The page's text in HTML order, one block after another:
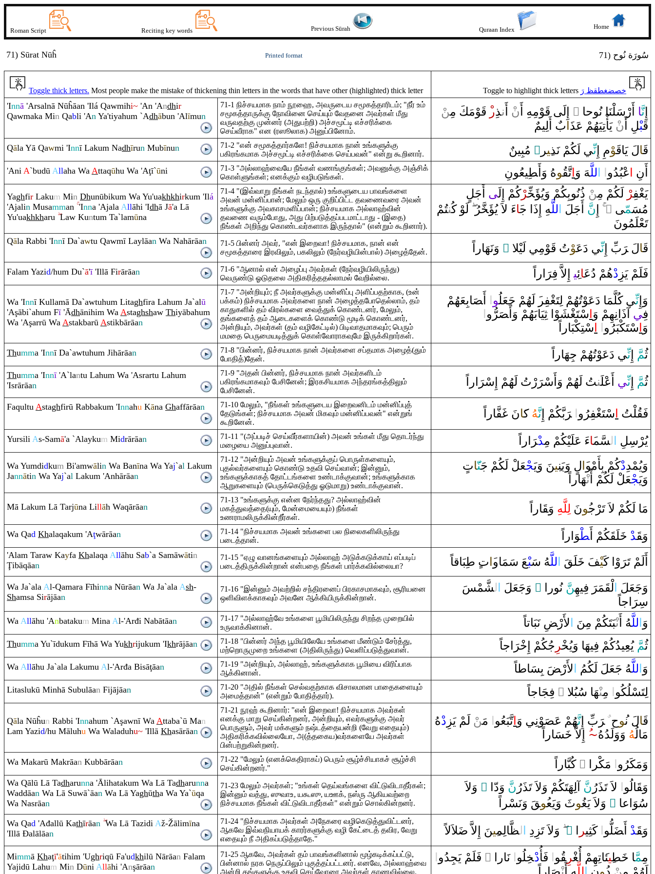
Roman Script Reciting key words Previous Sūrah Quraan Index Home
71) Sūrat Nūĥ Printed format 71) سُورَة نُوح
Toggle thick letters. Most people make the mistake of thickening thin letters in the words that have other (highlighted) thick letter Toggle to highlight thick letters خصضغطقظ رَ
'Innā 'Arsalnā Nūĥāan 'Ilá Qawmihi~ 'An 'Andhir
Qawmaka Min Qabli 'An Ya'tiyahum `Adhābun 'Alīmun
71-1 நிச்சயமாக நாம் நூஹை, அவருடைய சமூகத்தாரிடம்; "நீர் உம்
சமூகத்தாருக்கு நோவினை செய்யும் வேதனை அவர்கள் மீது
வருவதற்கு முன்னர் (அதுபற்றி) அச்சமூட்டி எச்சரிக்கை
செய்வீராக" என (ரஸூலாக) அனுப்பினோம்.
إِنَّ‍‍ا ‌ ‌أَ‌رْسَلْنَا‌ نُوحا‌ ‌ ً ‌ ‌إِلَى‌ قَ‍‍وْمِهِ ‌أَ‌ ن ن‍‍ذِ‌ر قَ‍‍وْمَكَ مِ‍‌‍ن
قَ‍‍بْ‍‍لِ ‌أَ‌ ن ْ يَأْتِيَهُمْ عَذ بٌ ‌أَلِيمٌ
Qāla Yā Qawmi 'Innī Lakum Nadhīrun Mubīnun
71-2 "என் சமூகத்தார்களே! நிச்சயமாக நான் உங்களுக்கு
பகிரங்கமாக அச்சமூட்டி எச்சரிக்கை செய்பவன்" என்று கூறினார்.
قَ‍‍الَ يَاقَ‍‍وْمِ ‌إِنِّ‍‍ي لَكُمْ نَذ‍ِ‍ي‍‍ر ‌ٌ ‌ مُبِينٌ
'Ani A`budū Allaha Wa Attaqūhu Wa 'Aţī`ūni
71-3 "அல்லாஹ்வையே நீங்கள் வணங்குங்கள்; அவனுக்கு அஞ்சிக்
கொள்ளுங்கள்; எனக்கும் வழிபடுங்கள்.
أَنِ عْبُدُ‌و للَّ‍‍هَ ‌وَ ‌اتَّ‍‍قُ‍‍وهُ ‌وَ‌أَ‍ طِ‍‍يعُونِ
Yaghfir Lakum Min Dhunūbikum Wa Yu'uakhkhirkum 'Ilá
'Ajalin Musamman 'Inna 'Ajala Allāhi 'Idhā Jā'a Lā
Yu'uakhkharu Law Kuntum Ta`lamūna
71-4 "(இவ்வாறு நீங்கள் நடந்தால்) உங்களுடைய பாவங்களை
அவன் மன்னிப்பான்; மேலும் ஒரு குறிப்பிட்ட தவணைவரை அவன்
உங்களுக்கு அவகாசமளிப்பான்; நிச்சயமாக அல்லாஹ்வின்
தவணை வரும்போது, அது பிற்படுத்தப்படமாட்டாது - (இதை)
நீங்கள் அறிந்து கொண்டவர்களாக இருந்தால்" (என்றும் கூறினார்).
يَ‍‍غْ‍‍فِ‍‍ر ْ‌ لَكُمْ مِ‍‌‍ن ْ ‌ذُنُوبِكُمْ ‌وَيُؤَ‍‍خِّ‍‍رْكُمْ ‌إِلَ‍‍ى ‌ ‌أَجَل
مُسَ‍‍مّ‍‍ى‌ ‌ ً‌ نّ َ ‌أَجَلَ للَّ‍‍هِ ‌إِ‌ذَ‌ا‌ ج‍‍َ‍ا‌ءَ‌ لاَ‌ يُؤَ‍‍خَّ‍‍رُ‌ لَوْ‌ كُ‍‌‍ن‍‍تُمْ
تَعْلَمُونَ
Qāla Rabbi 'Innī Da`awtu Qawmī Laylāan Wa Nahārāan
71-5 பின்னர் அவர், "என் இறைவா! நிச்சயமாக, நான் என்
சமூகத்தாரை இரவிலும், பகலிலும் (நேர்வழியின்பால்) அழைத்தேன்.
قَ‍‍الَ ‌‍رَ بِّ ‌إِنِّ‍‍ي ‌دَعَ‍‍وْتُ قَ‍‍وْمِي لَيْلا ‌ ً ‌ ‌وَنَهَا‌ر‌اً
Falam Yazid/hum Du`ā'ī'Illā Firārāan
71-6 "ஆனால் என் அழைப்பு அவர்கள் (நேர்வழியிலிருந்து)
வெருண்டு ஓடுதலை அதிகரித்ததல்லாமல் வேறில்லை.
فَلَمْ يَزِ ‌دْهُمْ ‌دُع‍‍َ‍ائ‍‍ي‍‌إِلاَّ‌ فِ‍رَ ‌ا‌ر‌اً
Wa 'Innī Kullamā Da`awtuhum Litaghfira Lahum Ja`alū
'Aşābi`ahum Fī'Ādhānihim Wa Astaghshaw Thiyābahum
Wa 'Aşarrū Wa Astakbarū Astikbārāan
71-7 "அன்றியும்; நீ அவர்களுக்கு மன்னிப்பு அளிப்பதற்காக, (உன்
பக்கம்) நிச்சயமாக அவர்களை நான் அழைத்தபோதெல்லாம், தம்
காதுகளில் தம் விரல்களை வைத்துக் கொண்டனர், மேலும்,
தங்களைத் தம் ஆடைகளைக் கொண்டு மூடிக் கொண்டனர்,
அன்றியும், அவர்கள் (தம் வழிகேட்டில்) பிடிவாதமாகவும்; பெரும்
மமதை பெருமையடித்துக் கொள்வோராகவுமே இருக்கிறார்கள்.
وَ‌إِنِّ‍‍ي كُلَّمَا‌ ‌دَعَوْتُهُمْ لِتَ‍‍غْ‍‍فِ‍‍ر ‍َ‍‌ لَهُمْ جَعَلُ‍‍و صَ‍‍ابِعَهُمْ
فِ‍‍ي ‌آ‌ذَ‌انِهِمْ ‌وَ سْتَ‍‍غْ‍‍شَوْ‌ا‌ ثِيَابَهُمْ ‌وَ‌أَ‍ صَ‍‍رُّ‌و
‌وَ سْتَكْبَرُ‌و سْتِكْبَا‌ر‌اً
Thumma 'Innī Da`awtuhum Jihārāan
71-8 "பின்னர், நிச்சயமாக நான் அவர்களை சப்தமாக அழைத்(தும்
போதித்)தேன்.
ثُ‍‍مّ َ ‌إِنِّ‍‍ي ‌دَعَوْتُهُمْ جِهَا‌ر‌اً
Thumma 'Innī'A`lantu Lahum Wa 'Asrartu Lahum
'Isrārāan
71-9 "அதன் பின்னர், நிச்சயமாக நான் அவர்களிடம்
பகிரங்கமாகவும் பேசினேன்; இரகசியமாக அந்தரங்கத்திலும்
பேசினேன்.
ثُ‍‍مّ َ ‌إِنِّ‍‍ي ‌أَعْلَ‍‌‍ن‍‍تُ لَهُمْ ‌وَ‌أَسْ‍رَ‌رْتُ لَهُمْ ‌إِسْ‍رَ ‌ا‌ر‌اً
Faqultu Astaghfirū Rabbakum 'Innahu Kāna Ghaffārāan
71-10 மேலும், "நீங்கள் உங்களுடைய இறைவனிடம் மன்னிப்புத்
தேடுங்கள்; நிச்சயமாக அவன் மிகவும் மன்னிப்பவன்" என்றுங்
கூறினேன்.
فَ‍قُ‍‍لْتُ سْتَ‍‍غْ‍‍فِرُ‌و ‌ ‌‍رَبَّكُمْ ‌إِنَّ‍‍هُ ك‍‍َ‍انَ غَ‍‍فَّا‌ر‌اً
Yursili As-Samā'a `Alaykum Midrārāan
71-11 "(அப்படிச் செய்வீர்களாயின்) அவன் உங்கள் மீது தொடர்ந்து
மழையை அனுப்புவான்.
يُرْسِلِ ل‍‍سَّم‍‍َ‍ا‌ءَ‌ عَلَيْكُمْ مِ‍‍درَ ‌ا‌ر‌اً
Wa Yumdidkum Bi'amwālin Wa Banīna Wa Yaj`al Lakum
Jannātin Wa Yaj`al Lakum 'Anhārāan
71-12 "அன்றியும் அவன் உங்களுக்குப் பொருள்களையும்,
புதல்வர்களையும் கொண்டு உதவி செய்வான்; இன்னும்,
உங்களுக்காகத் தோட்டங்களை உண்டாக்குவான்; உங்களுக்காக
ஆறுகளையும் (பெருக்கெடுத்து ஓடுமாறு) உண்டாக்குவான்.
وَيُمْدِ‌دْكُمْ بِأَمْو ل ‌ ‌وَبَن‍‍ِ‍ي‍‍نَ ‌وَيَ‍‍جْ‍‍عَلْ لَكُمْ جَ‍‍نّ‍‍َ‍ات
‌وَيَ‍‍جْ‍‍عَلْ لَكُمْ ‌أَ‌ نْ‍‍هَا‌ر‌اً
Mā Lakum Lā Tarjūna Lillāh Waqārāan
71-13 "உங்களுக்கு என்ன நேர்ந்தது? அல்லாஹ்வின்
மகத்துவத்தை(யும், மேன்மையையும்) நீங்கள்
உணராமலிருக்கின்றீர்கள்.
مَا‌ لَكُمْ لاَ‌ تَرْج‍‍ُ‍ونَ لِلَّهِ ‌وَ‍قَ‍‍ا‌ر‌اً
Wa Qad Khalaqakum 'Aţwārāan
71-14 "நிச்சயமாக அவன் உங்களை பல நிலைகளிலிருந்து
படைத்தான்.
وَ‍قَ‍‍د خَ‍‍لَ‍‍قَ‍‍كُمْ ‌أَ ‍طْ‍‍وَ‌ا‌ر‌اً
'Alam Taraw Kayfa Khalaqa Allāhu Sab`a Samāwātin
Ţibāqāan
71-15 "ஏழு வானங்களையும் அல்லாஹ் அடுக்கடுக்காய் எப்படிப்
படைத்திருக்கின்றான் என்பதை நீங்கள் பார்க்கவில்லையா?
أَلَمْ تَ‍رَ ‌وْ‌ا‌ كَ‍‍يْ‍‍فَ خَ‍‍لَ‍‍قَ للَّ‍‍هُ سَ‍‍بْ‍‍عَ سَمَا‌و ت‌ طِ‍‍بَاق‍‍اً
Wa Ja`ala Al-Qamara Fīhinna Nūrāan Wa Ja`ala Ash-
Shamsa Sirājāan
71-16 "இன்னும் அவற்றில் சந்திரனைப் பிரகாசமாகவும், சூரியனை
ஒளிவிளக்காகவும் அவனே ஆக்கியிருக்கின்றான்.
وَجَعَلَ لْ‍‍قَ‍‍مَ‍رَ ‌ فِيهِ‍‍نّ َ نُو‌ر‌ا ‌ ً ‌ ‌وَجَعَلَ ل‍‍شَّمْسَ
سِ‍رَ ‌اجاً
Wa Allāhu 'Anbatakum Mina Al-'Arđi Nabātāan
71-17 "அல்லாஹ்வே உங்களை பூமியிலிருந்து சிறந்த முறையில்
உருவாக்கினான்.
وَ للَّ‍‍هُ ‌أَ‌ نْ‍‍بَتَكُمْ مِنَ لأَ‌رْ‍ضِ نَبَاتاً
Thumma Yu`īdukum Fīhā Wa Yukhrijukum 'Ikhrājāan
71-18 "பின்னர் அந்த பூமியிலேயே உங்களை மீண்டும் சேர்த்து,
மற்றொருமுறை உங்களை (அதிலிருந்து) வெளிப்படுத்துவான்.
ثُ‍‍مّ َ يُعِيدُكُمْ فِيهَا‌ ‌وَيُ‍‍خْ‍‍ر ِجُكُمْ ‌إِ خْ‍رَ ‌اجاً
Wa Allāhu Ja`ala Lakumu Al-'Arđa Bisāţāan
71-19 "அன்றியும், அல்லாஹ், உங்களுக்காக பூமியை விரிப்பாக
ஆக்கினான்.
وَ للَّ‍‍هُ جَعَلَ لَكُمُ لأَ‌رْ‍ضَ بِسَاط‍‍اً
Litaslukū Minhā Subulāan Fijājāan
71-20 "அதில் நீங்கள் செல்வதற்காக விசாலமான பாதைகளையும்
அமைத்தான்" (என்றும் போதித்தார்).
لِتَسْلُكُو ‌ مِ‍‌‍نْ‍‍هَا‌ سُبُلا‌ ‌ ً ‌ فِجَاجاً
Qāla Nūĥun Rabbi 'Innahum `Aşawnī Wa Attaba`ū Man
Lam Yazid/hu Māluhu Wa Waladuhu~ 'Illā Khasārāan
71-21 நூஹ் கூறினார்: "என் இறைவா! நிச்சயமாக அவர்கள்
எனக்கு மாறு செய்கின்றனர், அன்றியும், எவர்களுக்கு அவர்
பொருளும், அவர் மக்களும் நஷ்டத்தையன்றி (வேறு எதையும்)
அதிகரிக்கவில்லையோ, அ(த்தகைய)வர்களையே அவர்கள்
பின்பற்றுகின்றனர்.
قَ‍‍الَ ن‍‍ُ‍وحٌ‌ ‌‍رَ بِّ ‌إِنَّ‍‍هُمْ عَ‍‍صَ‍‍وْنِي ‌وَ ‌اتَّبَعُو ‌ مَ‍‌‍ن ْ لَمْ يَزِ ‌دْهُ
مَالُ‍‍هُ ‌وَ‌وَلَدُهُ~ُ ‌إِلاَّ‌ خَ‍‍سَا‌ر‌اً
Wa Makarū Makrāan Kubbārāan
71-22 "மேலும் (எனக்கெதிராகப்) பெரும் சூழ்ச்சியாகச் சூழ்ச்சி
செய்கின்றனர்."
وَمَكَرُ‌و ‌ مَكْر‌ا‌ ‌ ً ‌ كُبَّا‌ر‌اً
Wa Qālū Lā Tadharunna 'Ālihatakum Wa Lā Tadharunna
Waddāan Wa Lā Suwā`āan Wa Lā Yaghūtha Wa Ya`ūqa
Wa Nasrāan
71-23 மேலும் அவர்கள்; "உங்கள் தெய்வங்களை விட்டுவிடாதீர்கள்;
இன்னும் வத்து, ஸுவாஉ, யகூஸு, யஊக், நஸ்ரு ஆகியவற்றை
நிச்சயமாக நீங்கள் விட்டுவிடாதீர்கள்" என்றும் சொல்கின்றனர்.
وَ‍قَ‍‍الُو ‌ لاَ‌ تَذَ‌رُ نّ َ ‌آلِهَتَكُمْ ‌وَلاَ‌ تَذَ‌رُ نّ َ ‌وَ‌دّ‌ا ‌ ً ‌ ‌وَلاَ‌
سُوَ‌اعا ‌ ً ‌ ‌وَلاَ‌ يَ‍‍غُ‍‍وثَ ‌وَيَع‍‍ُ‍و‍قَ ‌وَنَسْر‌اً
Wa Qad 'Ađallū Kathīrāan Wa Lā Tazidi Až-Žālimīna
'Illā Đalālāan
71-24 "நிச்சயமாக அவர்கள் அநேகரை வழிகெடுத்துவிட்டனர்,
ஆகவே இவ்வநியாயக் காரர்களுக்கு வழி கேட்டைத் தவிர, வேறு
எதையும் நீ அதிகப்படுத்தாதே."
وَ‍قَ‍‍د ضَ‍‍لُّو ‌ كَثِي‍‍ر ‌ ً‌ ‌وَلاَ‌ تَزِ‌دِ‌ ل‍‍ظَّ‍‍الِم‍‍ِ‍ي‍‍نَ ‌إِلاَّ‌ ضَ‍‍لاَلاً
Mimmā Khaţī'ātihim 'Ughriqū Fa'udkhilū Nārāan Falam
Yajidū Lahum Min Dūni Allāhi 'Anşārāan
71-25 ஆகவே, அவர்கள் தம் பாவங்களினால் மூழ்கடிக்கப்பட்டு,
பின்னால் நரக நெருப்பிலும் புகுத்தப்பட்டனர். எனவே, அல்லாஹ்வை
அன்றி தங்களுக்கு உதவி செய்வோரை அவர்கள் காணவில்லை.
مِ‍‍مَّ‍‍ا‌ خَ‍‍ط‍‍ِ‍ي‍‍ئ‍‍اتِهِمْ ‌أُ‍ غْ‍‍ر‍قُ‍‍و ‌ فَأُ‌د‍خِ‍‍لُو ‌ نَا‌ر‌ا‌ ‌ ً ‌ فَلَمْ يَجِدُ‌و